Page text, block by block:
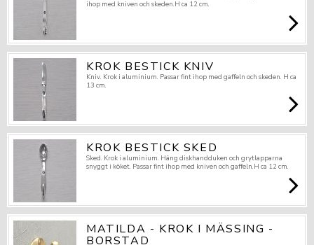
ihop med kniven och skeden.H ca 12 cm.
KROK BESTICK KNIV
Kniv. Krok i aluminium. Passar fint ihop med gaffeln och skeden. H ca
13 cm.
KROK BESTICK SKED
Sked. Krok i aluminium. Häng diskhandduken och grytlapparna
snyggt i köket. Passar fint ihop med kniven och gaffeln.H ca 12 cm.
MATILDA - KROK I MÄSSING -
BORSTAD